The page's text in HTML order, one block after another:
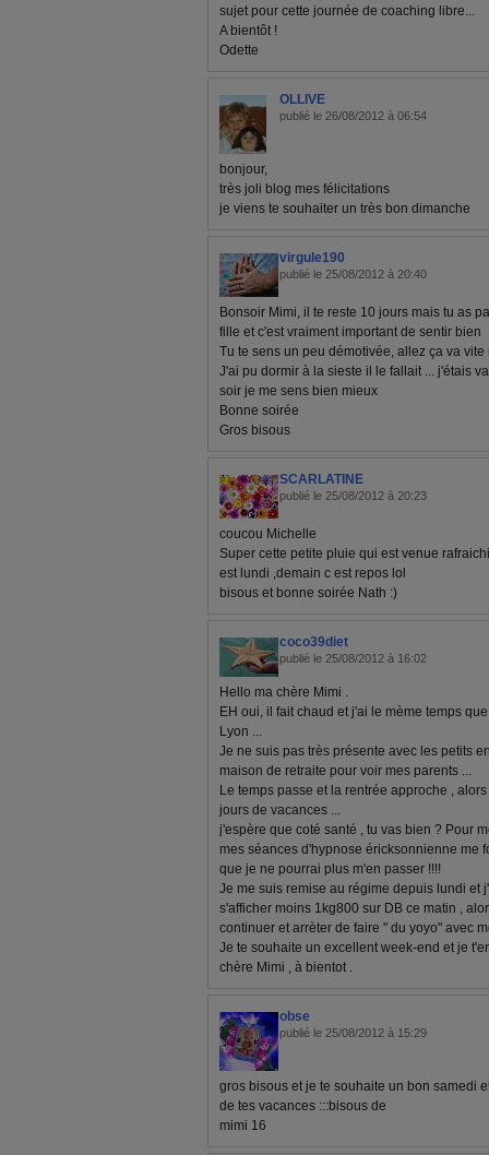
sujet pour cette journée de coaching libre...
A bientôt !
Odette
OLLIVE
publié le 26/08/2012 à 06:54
bonjour,
très joli blog mes félicitations
je viens te souhaiter un très bon dimanche
virgule190
publié le 25/08/2012 à 20:40
Bonsoir Mimi, il te reste 10 jours mais tu as
fille et c'est vraiment important de sentir bien
Tu te sens un peu démotivée, allez ça va vite
J'ai pu dormir à la sieste il le fallait ... j'étais
soir je me sens bien mieux
Bonne soirée
Gros bisous
SCARLATINE
publié le 25/08/2012 à 20:23
coucou Michelle
Super cette petite pluie qui est venue
est lundi ,demain c est repos lol
bisous et bonne soirée Nath :)
coco39diet
publié le 25/08/2012 à 16:02
Hello ma chère Mimi .
EH oui, il fait chaud et j'ai le mème temps
Lyon ...
Je ne suis pas très présente avec les petits
maison de retraite pour voir mes parents ...
Le temps passe et la rentrée approche ,
jours de vacances ...
j'espère que coté santé , tu vas bien ? Pour
mes séances d'hypnose éricksonnienne me
que je ne pourrai plus m'en passer !!!!
Je me suis remise au régime depuis lundi et
s'afficher moins 1kg800 sur DB ce matin ,
continuer et arrèter de faire " du yoyo" avec
Je te souhaite un excellent week-end et je
chère Mimi , à bientot .
obse
publié le 25/08/2012 à 15:29
gros bisous et je te souhaite un bon samedi
de tes vacances :::bisous de
mimi 16